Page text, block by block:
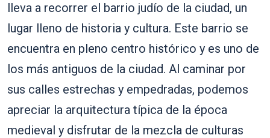
lleva a recorrer el barrio judío de la ciudad, un
lugar lleno de historia y cultura. Este barrio se
encuentra en pleno centro histórico y es uno de
los más antiguos de la ciudad. Al caminar por
sus calles estrechas y empedradas, podemos
apreciar la arquitectura típica de la época
medieval y disfrutar de la mezcla de culturas